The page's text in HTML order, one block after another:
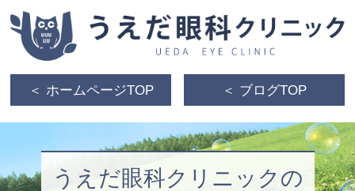
＜ ホームページTOP ＜ ブログTOP
うえだ眼科クリニックの